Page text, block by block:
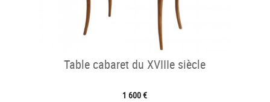
Table cabaret du XVIIIe siècle
1 600 €